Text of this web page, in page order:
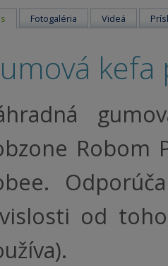
Fotogaléria Videá
Robom
od